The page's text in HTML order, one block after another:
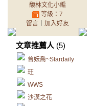
馥林文化小編
等級：7
留言｜ 加入好友
文章推薦人 (5)
曾妘喬~Stardaily
玨
WWS
沙漠之花